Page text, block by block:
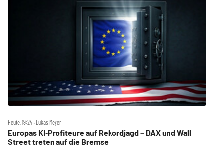
Heute, 19:24 ‧ Lukas Meyer
Europas KI‑Profiteure auf Rekordjagd – DAX und Wall
Street treten auf die Bremse